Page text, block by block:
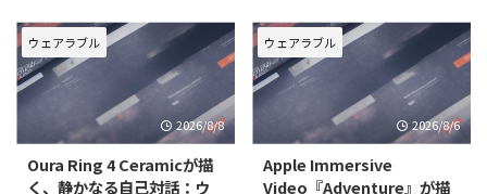
れ、世界中で大きな話題を呼んで
いる映画『スパイダーマン：ブラ
ン・ニュー・デイ』。本作は、前
作『スパイダーマン：ノー・ウェ
イ・ホーム』の衝撃的な結末から
4年後のピーター・パーカーの新
たな戦いを描いています。
ます。特に、ウェアラブルデバイ
スは、単なる情報表示のツールを
超え、身体感覚そのものを拡張
し、デジタル世界との境界を曖昧
にする可能性を秘めています。今
回注目するのは、福岡・キャナル
シ
ウェアラブル
2026/8/8
Oura Ring 4 Ceramicが描
く、静かなる自己対話：ウ
ウェアラブル
2026/8/6
Apple Immersive
Video『Adventure』が描